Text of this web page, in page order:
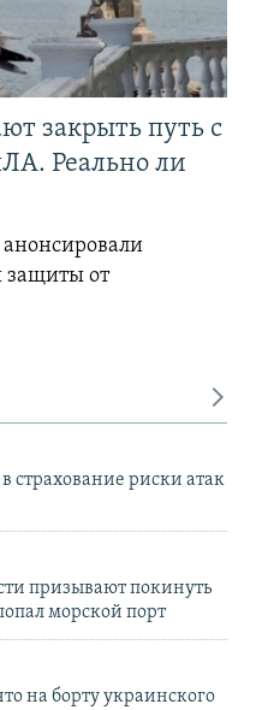
закрыть путь с
Реально ли
анонсировали
защиты от
страхование риски атак
призывают покинуть
морской порт
на борту украинского